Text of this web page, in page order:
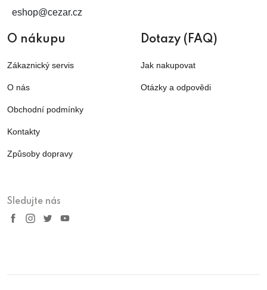
eshop@cezar.cz
O nákupu
Zákaznický servis
O nás
Obchodní podmínky
Kontakty
Způsoby dopravy
Dotazy (FAQ)
Jak nakupovat
Otázky a odpovědi
Sledujte nás